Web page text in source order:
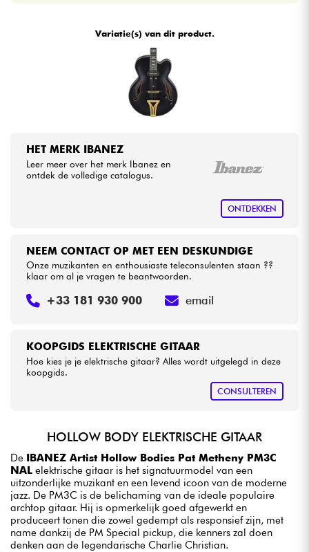
Variatie(s) van dit product.
HET MERK IBANEZ
Leer meer over het merk Ibanez en
ontdek de volledige catalogus.
ONTDEKKEN
KOOPGIDS ELEKTRISCHE GITAAR
Hoe kies je je elektrische gitaar? Alles wordt uitgelegd in deze
koopgids.
CONSULTEREN
NEEM CONTACT OP MET EEN DESKUNDIGE
Onze muzikanten en enthousiaste teleconsulenten staan ??
klaar om al je vragen te beantwoorden.
+33 181 930 900 email
HOLLOW BODY ELEKTRISCHE GITAAR
De IBANEZ Artist Hollow Bodies Pat Metheny PM3C
NAL elektrische gitaar is het signatuurmodel van een
uitzonderlijke muzikant en een levend icoon van de moderne
jazz. De PM3C is de belichaming van de ideale populaire
archtop gitaar. Hij is opmerkelijk goed afgewerkt en
produceert tonen die zowel gedempt als responsief zijn, met
name dankzij de PM Special pickup, die kenners zal doen
denken aan de legendarische Charlie Christian.